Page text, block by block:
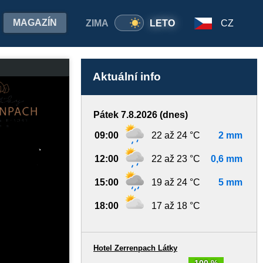
ZIMA LETO
MAGAZÍN CZ
Aktuální info
Pátek 7.8.2026 (dnes)
09:00 22 až 24 °C 2 mm
12:00 22 až 23 °C 0,6 mm
15:00 19 až 24 °C 5 mm
18:00 17 až 18 °C
Hotel Zerrenpach Látky